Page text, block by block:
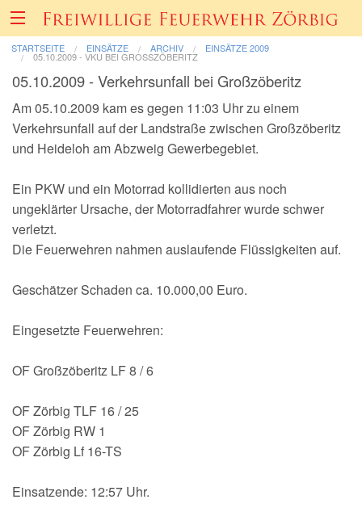
Einsätze
Berichte & Bilder
Informatives & Termine
150-jähriges Jubiläum
STARTSEITE EINSÄTZE ARCHIV EINSÄTZE 2009
05.10.2009 - VKU BEI GROSSZÖBERITZ
05.10.2009 - Verkehrsunfall bei Großzöberitz
Am 05.10.2009 kam es gegen 11:03 Uhr zu einem
Verkehrsunfall auf der Landstraße zwischen Großzöberitz
und Heideloh am Abzweig Gewerbegebiet.
Ein PKW und ein Motorrad kollidierten aus noch
ungeklärter Ursache, der Motorradfahrer wurde schwer
verletzt.
Die Feuerwehren nahmen auslaufende Flüssigkeiten auf.
Geschätzer Schaden ca. 10.000,00 Euro.
Eingesetzte Feuerwehren:
OF Großzöberitz LF 8 / 6
OF Zörbig TLF 16 / 25
OF Zörbig RW 1
OF Zörbig Lf 16-TS
Einsatzende: 12:57 Uhr.